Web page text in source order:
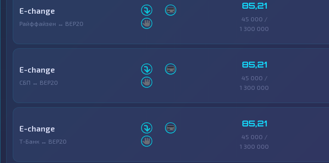
E-change
Райффайзен ↔ BEP20
85,21
45 000 /
1 300 000
E-change
СБП ↔ BEP20
85,21
45 000 /
1 300 000
E-change
Т-Банк ↔ BEP20
85,21
45 000 /
1 300 000